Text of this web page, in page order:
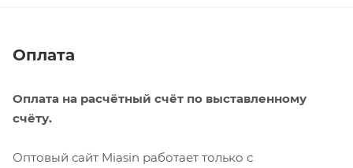
Оплата
Оплата на расчётный счёт по выставленному
счёту.
Оптовый сайт Miasin работает только с